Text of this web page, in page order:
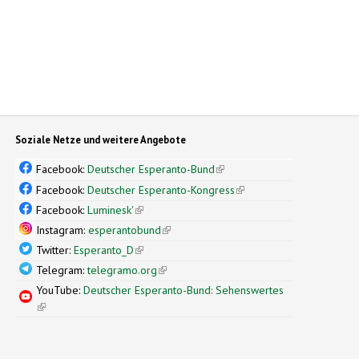
Soziale Netze und weitere Angebote
Facebook:Deutscher Esperanto-Bund(link is external)
Facebook:Deutscher Esperanto-Kongress(link is external)
Facebook:Luminesk'(link is external)
Instagram:esperantobund(link is external)
Twitter:Esperanto_D(link is external)
Telegram:telegramo.org(link is external)
YouTube:Deutscher Esperanto-Bund: Sehenswertes
(link is external)